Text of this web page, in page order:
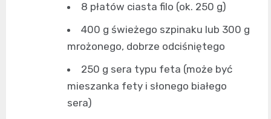
8 płatów ciasta filo (ok. 250 g)
400 g świeżego szpinaku lub 300 g
mrożonego, dobrze odciśniętego
250 g sera typu feta (może być
mieszanka fety i słonego białego
sera)